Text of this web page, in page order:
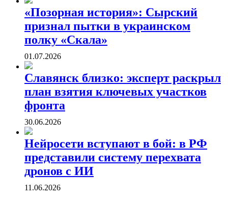
«Позорная история»: Сырский
признал пытки в украинском
полку «Скала»
01.07.2026
Славянск близко: эксперт раскрыл
план взятия ключевых участков
фронта
30.06.2026
Нейросети вступают в бой: в РФ
представили систему перехвата
дронов с ИИ
11.06.2026